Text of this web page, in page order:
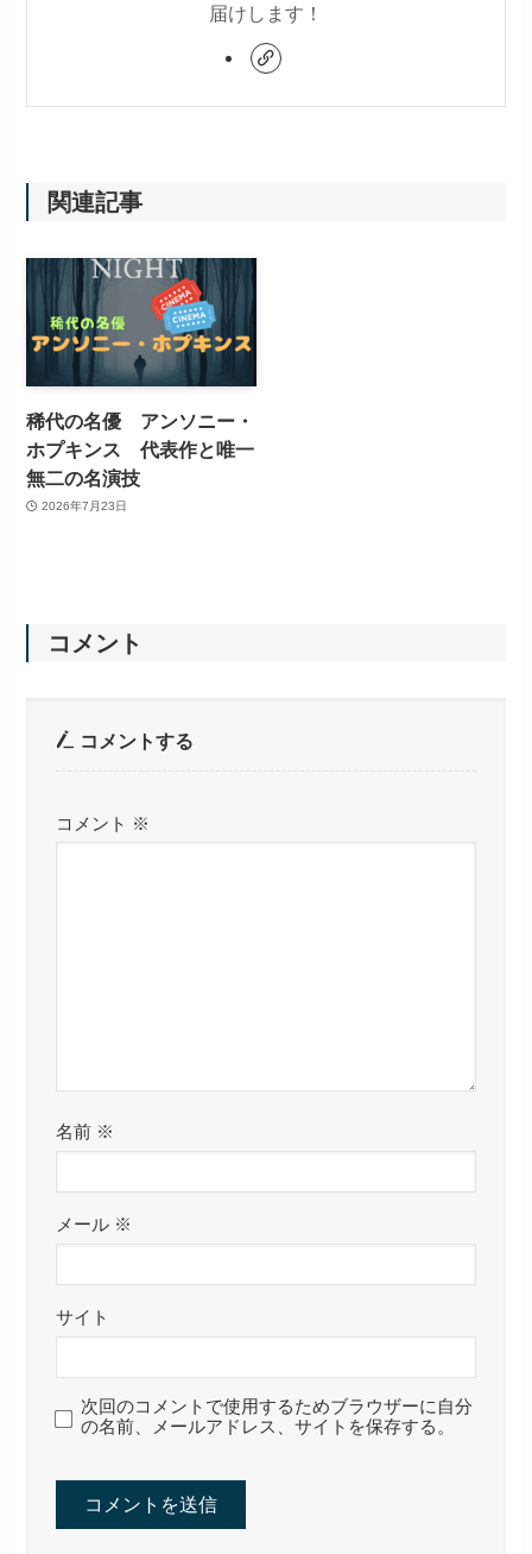
届けします！
関連記事
稀代の名優 アンソニー・
ホプキンス 代表作と唯一
無二の名演技
2026年7月23日
コメント
コメントする
コメント ※
名前 ※
メール ※
サイト
次回のコメントで使用するためブラウザーに自分
の名前、メールアドレス、サイトを保存する。